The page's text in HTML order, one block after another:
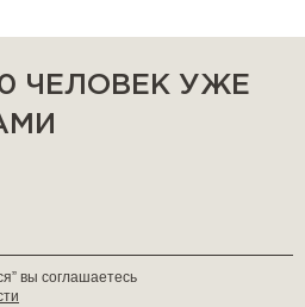
ЧЕЛОВЕК УЖЕ
вы соглашаетесь